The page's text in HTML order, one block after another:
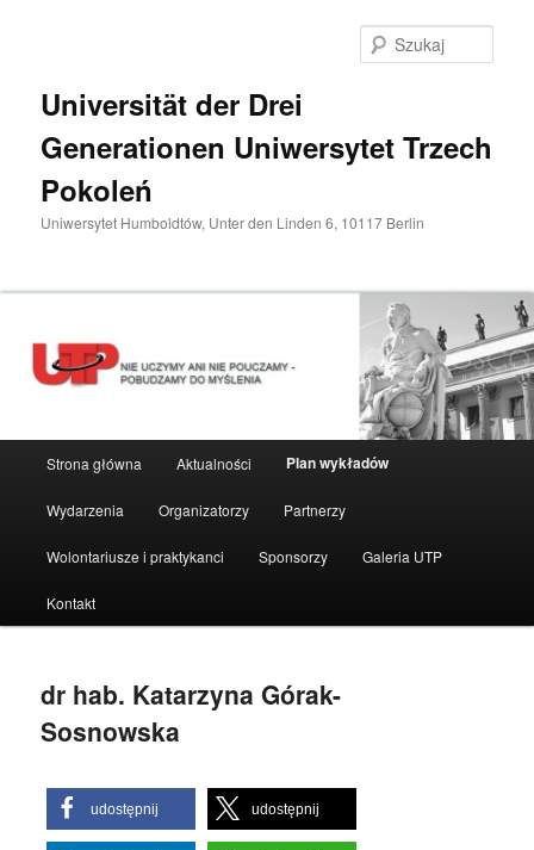
Universität der Drei
Generationen Uniwersytet Trzech
Pokoleń
Uniwersytet Humboldtów, Unter den Linden 6, 10117 Berlin
Strona główna Aktualności Plan wykładów
Wydarzenia Organizatorzy Partnerzy
Wolontariusze i praktykanci Sponsorzy Galeria UTP
Kontakt
dr hab. Katarzyna Górak-
Sosnowska
udostępnij udostępnij